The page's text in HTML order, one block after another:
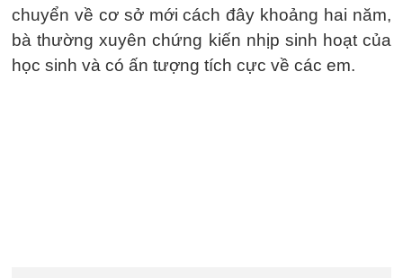
chuyển về cơ sở mới cách đây khoảng hai năm,
bà thường xuyên chứng kiến nhịp sinh hoạt của
học sinh và có ấn tượng tích cực về các em.